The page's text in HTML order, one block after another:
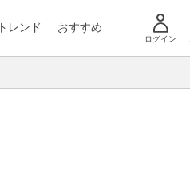
トレンド おすすめ
ログイン